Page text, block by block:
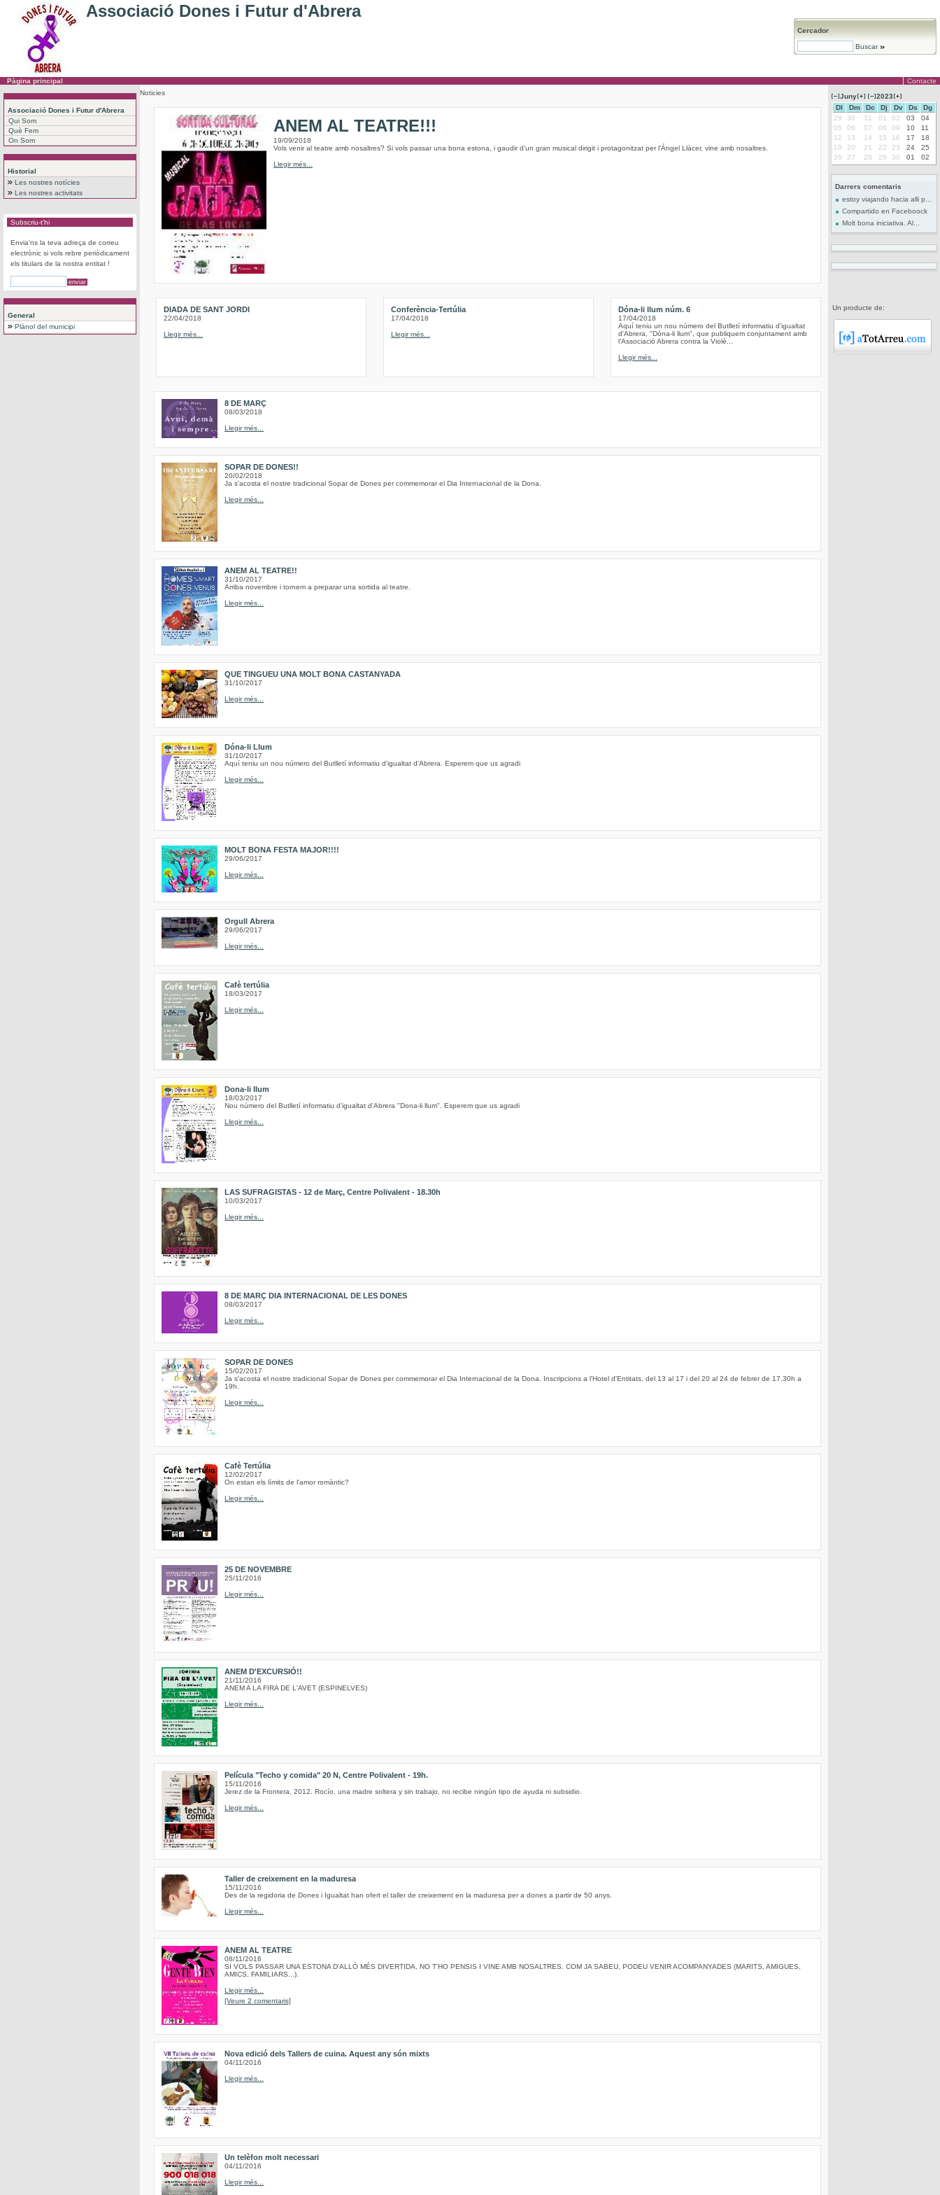
Associació Dones i Futur d'Abrera
Cercador
Buscar
Pàgina principal Contacte
Associació Dones i Futur d'Abrera
Qui Som
Què Fem
On Som
Historial
Les nostres notícies
Les nostres activitats
Subscriu-t'hi
Envia'ns la teva adreça de correu
electrònic si vols rebre periòdicament
els titulars de la nostra entitat !
General
Plànol del municipi
Noticies
ANEM AL TEATRE!!!
19/09/2018
Vols venir al teatre amb nosaltres? Si vols passar una bona estona, i gaudir d'un gran musical dirigit i protagonitzat per l'Ángel Llàcer, vine amb nosaltres.
Llegir més...
DIADA DE SANT JORDI
22/04/2018
Llegir més...
Conferència-Tertúlia
17/04/2018
Llegir més...
Dóna-li llum núm. 6
17/04/2018
Aquí teniu un nou número del Butlletí informatiu d'igualtat
d'Abrera, "Dóna-li llum", que publiquem conjuntament amb
l'Associació Abrera contra la Violè...
Llegir més...
8 DE MARÇ
08/03/2018
Llegir més...
SOPAR DE DONES!!
20/02/2018
Ja s'acosta el nostre tradicional Sopar de Dones per commemorar el Dia Internacional de la Dona.
Llegir més...
ANEM AL TEATRE!!
31/10/2017
Arriba novembre i tornem a preparar una sortida al teatre.
Llegir més...
QUE TINGUEU UNA MOLT BONA CASTANYADA
31/10/2017
Llegir més...
Dóna-li Llum
31/10/2017
Aquí teniu un nou número del Butlletí informatiu d'igualtat d'Abrera. Esperem que us agradi
Llegir més...
MOLT BONA FESTA MAJOR!!!!
29/06/2017
Llegir més...
Orgull Abrera
29/06/2017
Llegir més...
Cafè tertúlia
18/03/2017
Llegir més...
Dona-li llum
18/03/2017
Nou número del Butlletí informatiu d'igualtat d'Abrera "Dona-li llum". Esperem que us agradi
Llegir més...
LAS SUFRAGISTAS - 12 de Març, Centre Polivalent - 18.30h
10/03/2017
Llegir més...
8 DE MARÇ DIA INTERNACIONAL DE LES DONES
08/03/2017
Llegir més...
SOPAR DE DONES
15/02/2017
Ja s'acosta el nostre tradicional Sopar de Dones per commemorar el Dia Internacional de la Dona. Inscripcions a l'Hotel d'Entitats, del 13 al 17 i del 20 al 24 de febrer de 17.30h a
19h.
Llegir més...
Cafè Tertúlia
12/02/2017
On estan els límits de l'amor romàntic?
Llegir més...
25 DE NOVEMBRE
25/11/2016
Llegir més...
ANEM D'EXCURSIÓ!!
21/11/2016
ANEM A LA FIRA DE L'AVET (ESPINELVES)
Llegir més...
Película "Techo y comida" 20 N, Centre Polivalent - 19h.
15/11/2016
Jerez de la Frontera, 2012. Rocío, una madre soltera y sin trabajo, no recibe ningún tipo de ayuda ni subsidio.
Llegir més...
Taller de creixement en la maduresa
15/11/2016
Des de la regidoria de Dones i Igualtat han ofert el taller de creixement en la maduresa per a dones a partir de 50 anys.
Llegir més...
ANEM AL TEATRE
08/11/2016
SI VOLS PASSAR UNA ESTONA D'ALLÒ MÉS DIVERTIDA, NO T'HO PENSIS I VINE AMB NOSALTRES. COM JA SABEU, PODEU VENIR ACOMPANYADES (MARITS, AMIGUES,
AMICS, FAMILIARS...).
Llegir més...
[Veure 2 comentaris]
Nova edició dels Tallers de cuina. Aquest any són mixts
04/11/2016
Llegir més...
Un telèfon molt necessari
04/11/2016
Llegir més...
Juny
2023
Dl
Dm Dc Dj Dv Ds
Dg
29
30 31 01 02 03
04
05
06 07 08 09 10
11
12
13 14 15 16 17
18
19
20 21 22 23 24
25
26
27 28 29 30 01 02
Darrers comentaris
estoy viajando hacia alli p...
Compartido en Faceboock
Molt bona iniciativa. Al...
Un producte de: